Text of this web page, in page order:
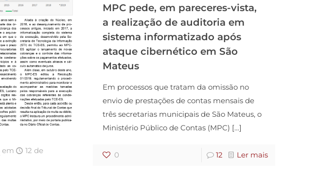
em
12 de
MPC pede, em pareceres-vista,
a realização de auditoria em
sistema informatizado após
ataque cibernético em São
Mateus
Em processos que tratam da omissão no
envio de prestações de contas mensais de
três secretarias municipais de São Mateus, o
Ministério Público de Contas (MPC) […]
0 12 Ler mais